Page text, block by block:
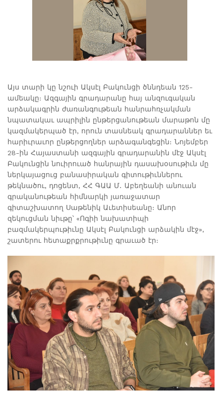
Այս տարի կը նշուի Ակսէլ Բակունցի ծննդեան 125-
ամեակը։ Ազգային գրադարանը հայ անզուգական
արձակագրին ժառանգութեան հանրահռչակման
նպատակաւ ապրիլին ընթերցանութեան մարաթոն մը
կազմակերպած էր, որուն տասնեակ գրադարաններ եւ
հարիւրաւոր ընթերցողներ արձագանգեցին։ Նոյեմբեր
28-ին Հայաստանի ազգային գրադարանին մէջ Ակսէլ
Բակունցին նուիրուած հանրային դասախօսութիւն մը
ներկայացուց բանասիրական գիտութիւններու
թեկնածու, դոցենտ, ՀՀ ԳԱԱ Մ․ Աբեղեանի անուան
գրականութեան հիմնարկի յառաջատար
գիտաշխատող Սաթենիկ Աւետիսեանը։ Անոր
զեկուցման նիւթը՝ «Ոգիի նախատիպի
բազմակերպութիւնը Ակսէլ Բակունցի արձակին մէջ»,
շատերու հետաքրքրութիւնը գրաւած էր։